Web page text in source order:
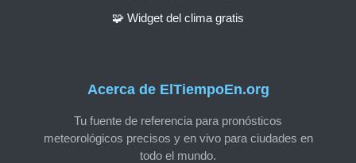
Acerca de ElTiempoEn.org
Tu fuente de referencia para pronósticos
meteorológicos precisos y en vivo para ciudades en
todo el mundo.
🧩 Widget del clima gratis